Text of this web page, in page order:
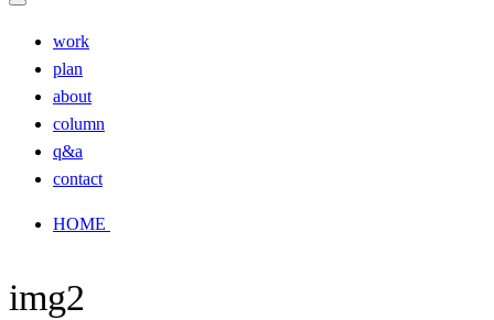
work
plan
about
column
q&a
contact
HOME
img2